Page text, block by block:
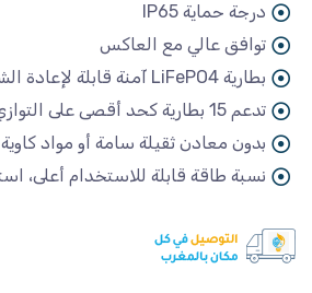
درجة حماية IP65
توافق عالي مع العاكس
بطارية LiFePO4 آمنة قابلة لإعادة الشحن
تدعم 15 بطارية كحد أقصى على التوازي
بدون معادن ثقيلة سامة أو مواد كاوية
نسبة طاقة قابلة للاستخدام أعلى،